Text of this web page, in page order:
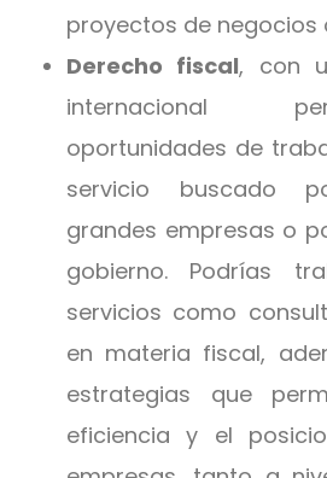
proyectos de negocios
Derecho fiscal, con
internacional
oportunidades de
servicio buscado
grandes empresas o
gobierno. Podrías
servicios como
en materia fiscal,
estrategias que
eficiencia y el